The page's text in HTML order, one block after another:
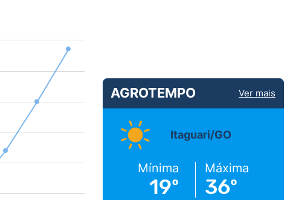
AGROTEMPO Ver mais
Itaguari/GO
Mínima
19º
Máxima
36º